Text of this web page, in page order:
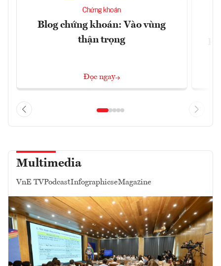
Chứng khoán
Blog chứng khoán: Vào vùng
thận trọng
Đọc ngay
Multimedia
VnE TVPodcastInfographicseMagazine